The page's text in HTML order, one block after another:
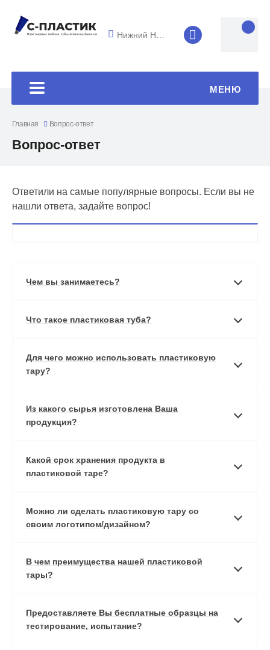
Нижний Новгород 8 (4852) 33-
МЕНЮ
Главная Вопрос-ответ
Вопрос-ответ
Ответили на самые популярные вопросы. Если вы не
нашли ответа, задайте вопрос!
Чем вы занимаетесь?
Что такое пластиковая туба?
Для чего можно использовать пластиковую
тару?
Из какого сырья изготовлена Ваша
продукция?
Какой срок хранения продукта в
пластиковой таре?
Можно ли сделать пластиковую тару со
своим логотипом/дизайном?
В чем преимущества нашей пластиковой
тары?
Предоставляете Вы бесплатные образцы на
тестирование, испытание?